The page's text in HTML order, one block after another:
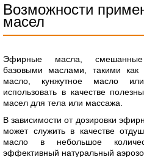
Возможности
масел
Эфирные масла, смешанные
базовыми маслами, такими
масло, кунжутное масло
использовать в качестве
масел для тела или массажа.
В зависимости от дозировки
может служить в качестве
масло в небольшое
эффективный натуральный